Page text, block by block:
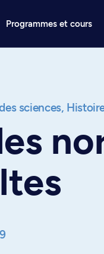
Programmes et cours
sciences,